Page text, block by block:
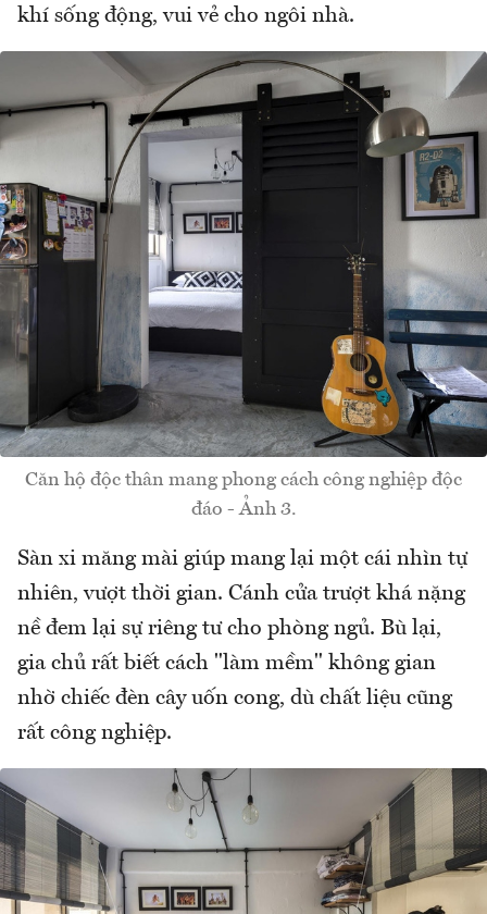
khí sống động, vui vẻ cho ngôi nhà.
Căn hộ độc thân mang phong cách công nghiệp độc
đáo - Ảnh 3.
Sàn xi măng mài giúp mang lại một cái nhìn tự
nhiên, vượt thời gian. Cánh cửa trượt khá nặng
nề đem lại sự riêng tư cho phòng ngủ. Bù lại,
gia chủ rất biết cách "làm mềm" không gian
nhờ chiếc đèn cây uốn cong, dù chất liệu cũng
rất công nghiệp.